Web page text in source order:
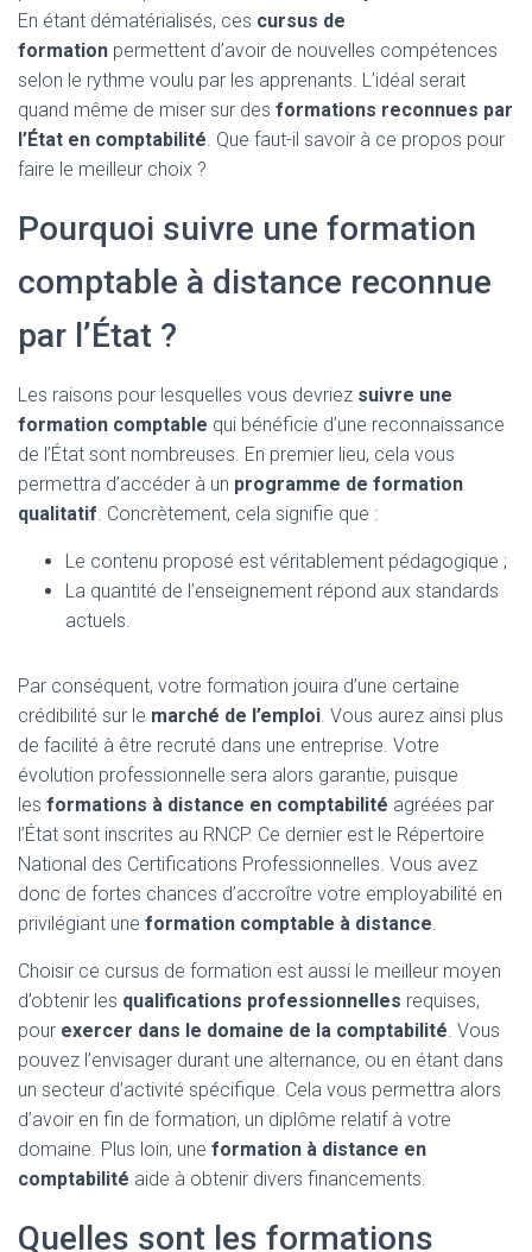
En étant dématérialisés, ces cursus de
formation permettent d’avoir de nouvelles compétences
selon le rythme voulu par les apprenants. L’idéal serait
quand même de miser sur des formations reconnues par
l’État en comptabilité. Que faut-il savoir à ce propos pour
faire le meilleur choix ?
Pourquoi suivre une formation
comptable à distance reconnue
par l’État ?
Les raisons pour lesquelles vous devriez suivre une
formation comptable qui bénéficie d’une reconnaissance
de l’État sont nombreuses. En premier lieu, cela vous
permettra d’accéder à un programme de formation
qualitatif. Concrètement, cela signifie que :
Le contenu proposé est véritablement pédagogique ;
La quantité de l’enseignement répond aux standards
actuels.
Par conséquent, votre formation jouira d’une certaine
crédibilité sur le marché de l’emploi. Vous aurez ainsi plus
de facilité à être recruté dans une entreprise. Votre
évolution professionnelle sera alors garantie, puisque
les formations à distance en comptabilité agréées par
l’État sont inscrites au RNCP. Ce dernier est le Répertoire
National des Certifications Professionnelles. Vous avez
donc de fortes chances d’accroître votre employabilité en
privilégiant une formation comptable à distance.
Choisir ce cursus de formation est aussi le meilleur moyen
d’obtenir les qualifications professionnelles requises,
pour exercer dans le domaine de la comptabilité. Vous
pouvez l’envisager durant une alternance, ou en étant dans
un secteur d’activité spécifique. Cela vous permettra alors
d’avoir en fin de formation, un diplôme relatif à votre
domaine. Plus loin, une formation à distance en
comptabilité aide à obtenir divers financements.
Quelles sont les formations